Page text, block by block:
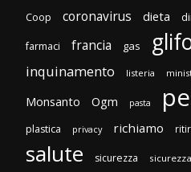
Coop coronavirus dieta
farmaci francia gas
inquinamento listeria
Monsanto Ogm pasta
plastica privacy richiamo
salute sicurezza